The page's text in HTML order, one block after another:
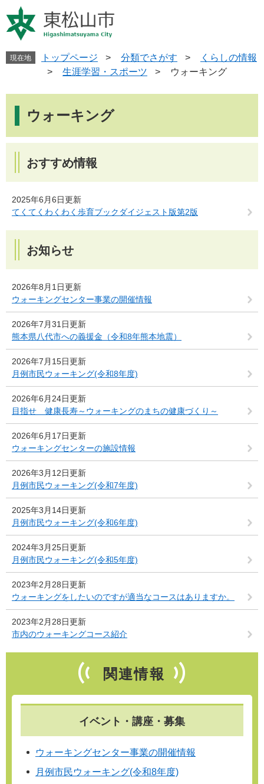
ー
ジ
す
ニ
ュ
し
へ
現在地 トップページ > 分類でさがす >
くらしの情報
>
生涯学習・スポーツ > ウォーキング
ウォーキング
おすすめ情報
2025年6月6日更新
てくてくわくわく歩育ブックダイジェスト版第2版
お知らせ
2026年8月1日更新
ウォーキングセンター事業の開催情報
2026年7月31日更新
熊本県八代市への義援金（令和8年熊本地震）
2026年7月15日更新
月例市民ウォーキング(令和8年度)
2026年6月24日更新
目指せ 健康長寿～ウォーキングのまちの健康づくり～
2026年6月17日更新
ウォーキングセンターの施設情報
2026年3月12日更新
月例市民ウォーキング(令和7年度)
2025年3月14日更新
月例市民ウォーキング(令和6年度)
2024年3月25日更新
月例市民ウォーキング(令和5年度)
2023年2月28日更新
ウォーキングをしたいのですが適当なコースはありますか。
2023年2月28日更新
市内のウォーキングコース紹介
関連情報
イベント・講座・募集
ウォーキングセンター事業の開催情報
月例市民ウォーキング(令和8年度)